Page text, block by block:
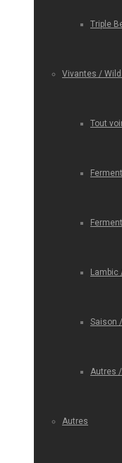
Triple
Vivantes /
Tout
Lambic
Saison
Autres
Autres